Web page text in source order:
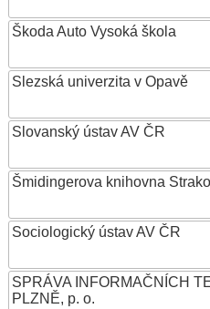
Škoda Auto Vysoká škola
Slezská univerzita v Opavě
Slovanský ústav AV ČR
Šmidingerova knihovna
Sociologický ústav AV ČR
SPRÁVA INFORMAČNÍCH
PLZNĚ, p. o.